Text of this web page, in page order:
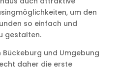
um den
so einfach und
gestalten.
Bückeburg und Umgebung
daher die erste